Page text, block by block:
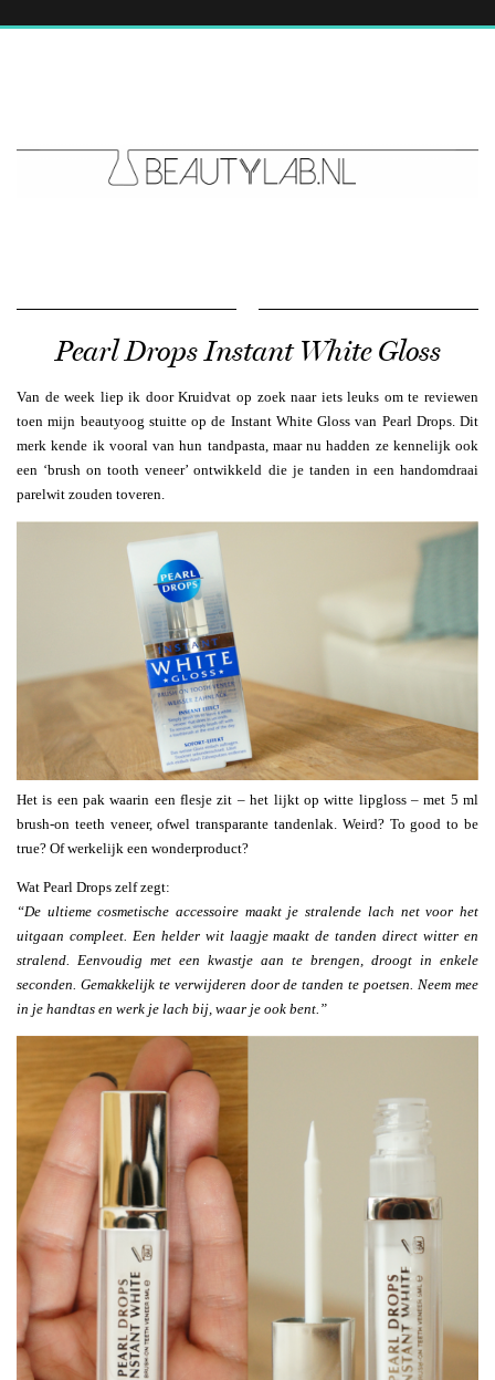
Pearl Drops Instant White Gloss
Van de week liep ik door Kruidvat op zoek naar iets leuks om te reviewen
toen mijn beautyoog stuitte op de Instant White Gloss van Pearl Drops. Dit
merk kende ik vooral van hun tandpasta, maar nu hadden ze kennelijk ook
een ‘brush on tooth veneer’ ontwikkeld die je tanden in een handomdraai
parelwit zouden toveren.
Het is een pak waarin een flesje zit – het lijkt op witte lipgloss – met 5 ml
brush-on teeth veneer, ofwel transparante tandenlak. Weird? To good to be
true? Of werkelijk een wonderproduct?
Wat Pearl Drops zelf zegt:
“De ultieme cosmetische accessoire maakt je stralende lach net voor het
uitgaan compleet. Een helder wit laagje maakt de tanden direct witter en
stralend. Eenvoudig met een kwastje aan te brengen, droogt in enkele
seconden. Gemakkelijk te verwijderen door de tanden te poetsen. Neem mee
in je handtas en werk je lach bij, waar je ook bent.”